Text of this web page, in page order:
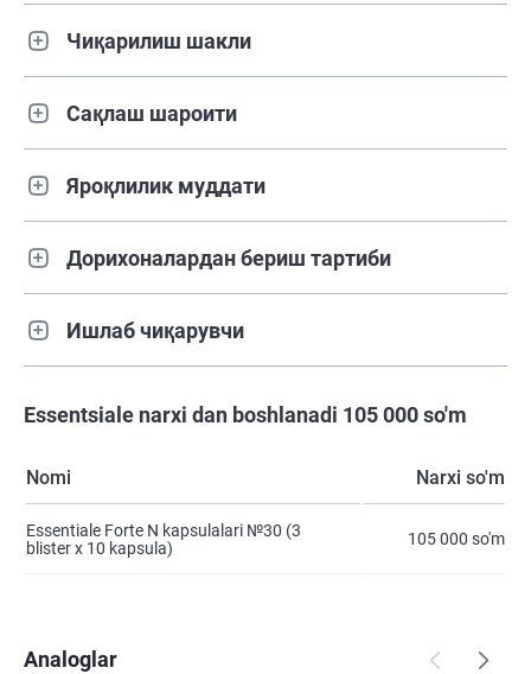
Чиқарилиш шакли
Сақлаш шароити
Яроқлилик муддати
Дорихоналардан бериш тартиби
Ишлаб чиқарувчи
Essentsiale narxi dan boshlanadi 105 000 so'm
Nomi Narxi so'm
Essentiale Forte N kapsulalari №30 (3
blister х 10 kapsula)
105 000 so'm
Analoglar